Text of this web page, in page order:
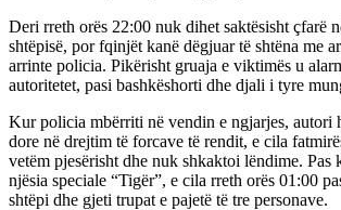
Deri rreth orës 22:00 nuk dihet saktësisht çfarë
shtëpisë, por fqinjët kanë dëgjuar të shtëna me
arrinte policia. Pikërisht gruaja e viktimës u
autoritetet, pasi bashkëshorti dhe djali i tyre
Kur policia mbërriti në vendin e ngjarjes, autori
dore në drejtim të forcave të rendit, e cila
vetëm pjesërisht dhe nuk shkaktoi lëndime. Pas
njësia speciale “Tigër”, e cila rreth orës 01:00
shtëpi dhe gjeti trupat e pajetë të tre personave.